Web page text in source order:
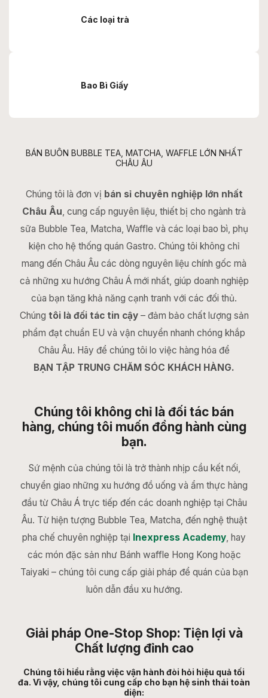
Các loại trà
Bao Bì Giấy
BÁN BUÔN BUBBLE TEA, MATCHA, WAFFLE LỚN NHẤT
CHÂU ÂU
Chúng tôi là đơn vị bán sỉ chuyên nghiệp lớn nhất
Châu Âu, cung cấp nguyên liệu, thiết bị cho ngành trà
sữa Bubble Tea, Matcha, Waffle và các loại bao bì, phụ
kiện cho hệ thống quán Gastro. Chúng tôi không chỉ
mang đến Châu Âu các dòng nguyên liệu chính gốc mà
cả những xu hướng Châu Á mới nhất, giúp doanh nghiệp
của bạn tăng khả năng cạnh tranh với các đối thủ.
Chúng tôi là đối tác tin cậy– đảm bảo chất lượng sản
phẩm đạt chuẩn EU và vận chuyển nhanh chóng khắp
Châu Âu. Hãy để chúng tôi lo việc hàng hóa để
BẠN TẬP TRUNG CHĂM SÓC KHÁCH HÀNG.
Chúng tôi không chỉ là đối tác bán
hàng, chúng tôi muốn đồng hành cùng
bạn.
Sứ mệnh của chúng tôi là trở thành nhịp cầu kết nối,
chuyển giao những xu hướng đồ uống và ẩm thực hàng
đầu từ Châu Á trực tiếp đến các doanh nghiệp tại Châu
Âu. Từ hiện tượng Bubble Tea, Matcha, đến nghệ thuật
pha chế chuyên nghiệp tại Inexpress Academy, hay
các món đặc sản như Bánh waffle Hong Kong hoặc
Taiyaki – chúng tôi cung cấp giải pháp để quán của bạn
luôn dẫn đầu xu hướng.
Giải pháp One-Stop Shop: Tiện lợi và
Chất lượng đỉnh cao
Chúng tôi hiểu rằng việc vận hành đòi hỏi hiệu quả tối
đa. Vì vậy, chúng tôi cung cấp cho bạn hệ sinh thái toàn
diện: